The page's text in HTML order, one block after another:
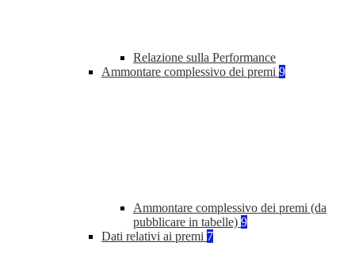
Relazione sulla Performance
Ammontare complessivo dei premi 9
Ammontare complessivo dei premi (da
pubblicare in tabelle) 9
Dati relativi ai premi 7